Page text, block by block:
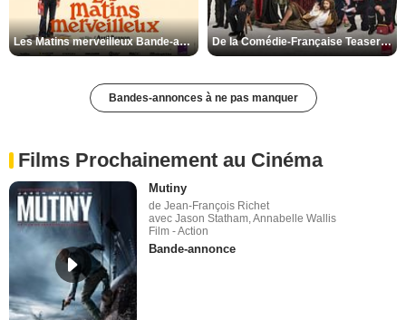
Les Matins merveilleux Bande-annonce VF De la Comédie-Française Teaser VF
Bandes-annonces à ne pas manquer
Films Prochainement au Cinéma
Mutiny
de Jean-François Richet
avec Jason Statham, Annabelle Wallis
Film - Action
Bande-annonce